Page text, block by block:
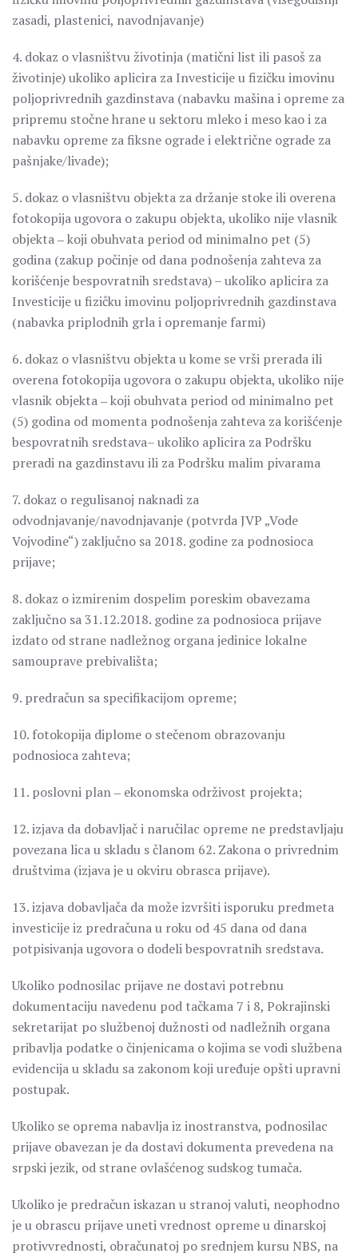
zasadi, plastenici, navodnjavanje)
4. dokaz o vlasništvu životinja (matični list ili pasoš za
životinje) ukoliko aplicira za Investicije u fizičku imovinu
poljoprivrednih gazdinstava (nabavku mašina i opreme za
pripremu stočne hrane u sektoru mleko i meso kao i za
nabavku opreme za fiksne ograde i električne ograde za
pašnjake/livade);
5. dokaz o vlasništvu objekta za držanje stoke ili overena
fotokopija ugovora o zakupu objekta, ukoliko nije vlasnik
objekta ‒ koji obuhvata period od minimalno pet (5)
godina (zakup počinje od dana podnošenja zahteva za
korišćenje bespovratnih sredstava) – ukoliko aplicira za
Investicije u fizičku imovinu poljoprivrednih gazdinstava
(nabavka priplodnih grla i opremanje farmi)
6. dokaz o vlasništvu objekta u kome se vrši prerada ili
overena fotokopija ugovora o zakupu objekta, ukoliko nije
vlasnik objekta ‒ koji obuhvata period od minimalno pet
(5) godina od momenta podnošenja zahteva za korišćenje
bespovratnih sredstava– ukoliko aplicira za Podršku
preradi na gazdinstavu ili za Podršku malim pivarama
7. dokaz o regulisanoj naknadi za
odvodnjavanje/navodnjavanje (potvrda JVP „Vode
Vojvodine“) zaključno sa 2018. godine za podnosioca
prijave;
8. dokaz o izmirenim dospelim poreskim obavezama
zaključno sa 31.12.2018. godine za podnosioca prijave
izdato od strane nadležnog organa jedinice lokalne
samouprave prebivališta;
9. predračun sa specifikacijom opreme;
10. fotokopija diplome o stečenom obrazovanju
podnosioca zahteva;
11. poslovni plan ‒ ekonomska održivost projekta;
12. izjava da dobavljač i naručilac opreme ne predstavljaju
povezana lica u skladu s članom 62. Zakona o privrednim
društvima (izjava je u okviru obrasca prijave).
13. izjava dobavljača da može izvršiti isporuku predmeta
investicije iz predračuna u roku od 45 dana od dana
potpisivanja ugovora o dodeli bespovratnih sredstava.
Ukoliko podnosilac prijave ne dostavi potrebnu
dokumentaciju navedenu pod tačkama 7 i 8, Pokrajinski
sekretarijat po službenoj dužnosti od nadležnih organa
pribavlja podatke o činjenicama o kojima se vodi službena
evidencija u skladu sa zakonom koji uređuje opšti upravni
postupak.
Ukoliko se oprema nabavlja iz inostranstva, podnosilac
prijave obavezan je da dostavi dokumenta prevedena na
srpski jezik, od strane ovlašćenog sudskog tumača.
Ukoliko je predračun iskazan u stranoj valuti, neophodno
je u obrascu prijave uneti vrednost opreme u dinarskoj
protivvrednosti, obračunatoj po srednjem kursu NBS, na